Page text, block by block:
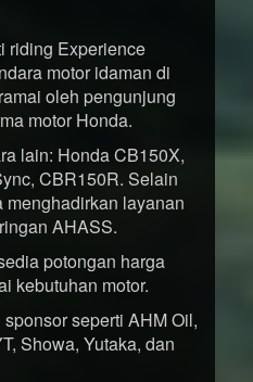
riding Experience
motor idaman di
oleh pengunjung
motor Honda.
lain: Honda CB150X,
CBR150R. Selain
menghadirkan layanan
AHASS.
potongan harga
kebutuhan motor.
seperti AHM Oil,
Showa, Yutaka, dan